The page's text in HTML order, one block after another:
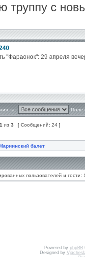
труппу с
"Фараонок": 29 апреля
за: Поле
1 из 3 [ Сообщений: 24 ]
балет
пользователей и гости:
Powered by phpBB
Designed by